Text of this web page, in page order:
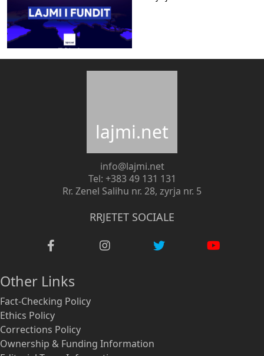
lajmi.net
info@lajmi.net
Tel: +383 49 131 131
Rr. Zenel Salihu nr. 28, zyrja nr. 5
RRJETET SOCIALE
Other Links
Fact-Checking Policy
Ethics Policy
Corrections Policy
Ownership & Funding Information